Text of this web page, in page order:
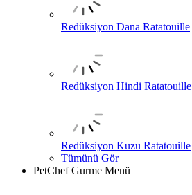
Redüksiyon Dana Ratatouille
Redüksiyon Hindi Ratatouille
Redüksiyon Kuzu Ratatouille
Tümünü Gör
PetChef Gurme Menü